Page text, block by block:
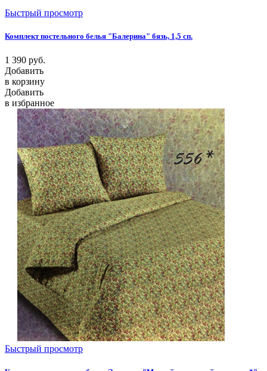
Быстрый просмотр
Комплект постельного белья "Балерина" бязь, 1,5 сп.
1 390 руб.
Добавить
в корзину
Добавить
в избранное
Быстрый просмотр